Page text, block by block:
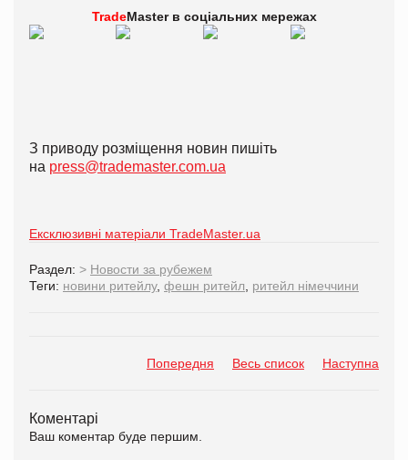
TradeMaster в соціальних мережах
З приводу розміщення новин пишіть
на press@trademaster.com.ua
Ексклюзивні матеріали TradeMaster.ua
Раздел: > Новости за рубежем
Теги: новини ритейлу, фешн ритейл ритейл німеччини
Попередня Весь список Наступна
Коментарі
Ваш коментар буде першим.